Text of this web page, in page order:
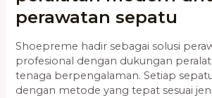
perawatan sepatu
Shoepreme hadir sebagai solusi
profesional dengan dukungan
tenaga berpengalaman. Setiap
dengan metode yang tepat sesuai